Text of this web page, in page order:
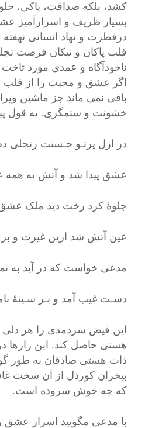
کشد، بلکه صداقت، پاکی،
بسیار ظریف و اسرارآمیز
درفطرت و نهاد انسانی
قلب پاکان و نیکان فرصت
ناخودآگاه و عمدی مورد
اگر عشق و محبت را از قلب
باقی نمی ماند جز ماشین
خشونت و ستمگری. به قول
در ازل پرتـو حـسنت زتجلی
عشق پیدا شد و آتش به همه
جلوۀ کرد رخت دید ملک
عین آتش شد ازین غیرت و بر
مدعی خواست که در آید به
دسـت غیب آمد و بـر سـینۀ
این فیض سردمدی را هر دلی
هستی حاصل کند. این رازها در
ذات هستی صادقان به طور
بیخران کوردل از آن سخت
که چه خوش سروده است.
با مدعی مگویید اسرار